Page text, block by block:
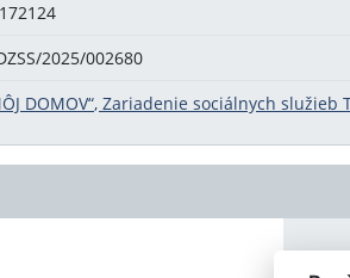
2025/002680
DOMOV“, Zariadenie sociálnych služieb